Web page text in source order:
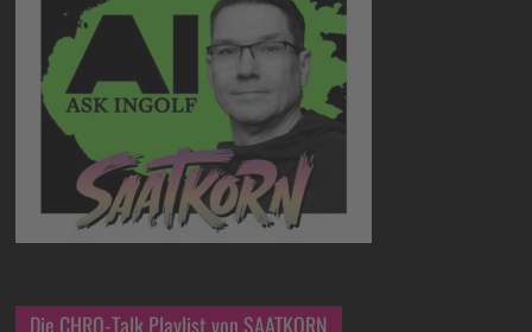
Die CHRO-Talk Playlist von SAATKORN